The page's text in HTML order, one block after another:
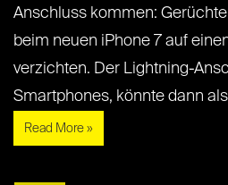
Anschluss kommen:
beim neuen iPhone 7 auf
verzichten. Der Lightning-
Smartphones, könnte dann
Read More »